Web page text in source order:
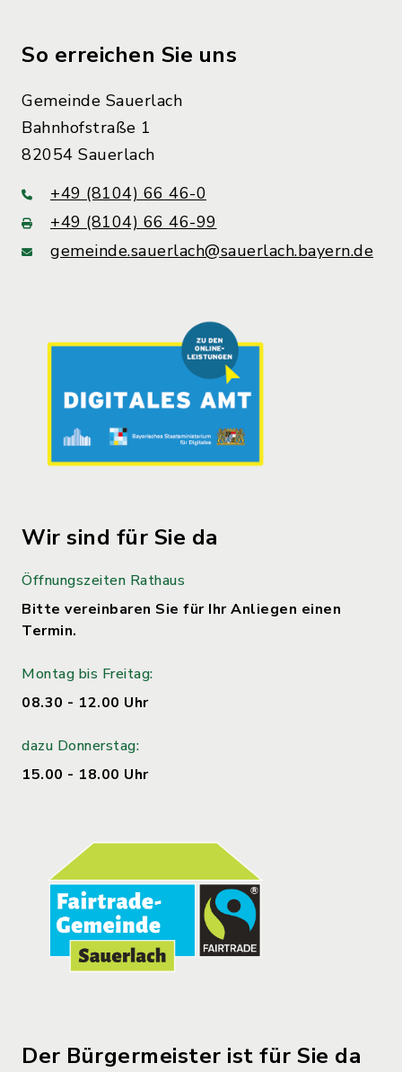
So erreichen Sie uns
Gemeinde Sauerlach
Bahnhofstraße 1
82054 Sauerlach
+49 (8104) 66 46-0
+49 (8104) 66 46-99
gemeinde.sauerlach@sauerlach.bayern.de
Wir sind für Sie da
Öffnungszeiten Rathaus
Bitte vereinbaren Sie für Ihr Anliegen einen
Termin.
Montag bis Freitag:
08.30 - 12.00 Uhr
dazu Donnerstag:
15.00 - 18.00 Uhr
Der Bürgermeister ist für Sie da